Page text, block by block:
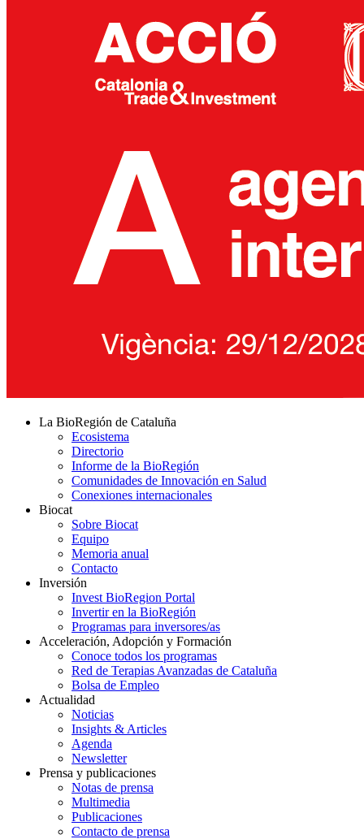
La BioRegión de Cataluña
Ecosistema
Directorio
Informe de la BioRegión
Comunidades de Innovación en Salud
Conexiones internacionales
Biocat
Sobre Biocat
Equipo
Memoria anual
Contacto
Inversión
Invest BioRegion Portal
Invertir en la BioRegión
Programas para inversores/as
Acceleración, Adopción y Formación
Conoce todos los programas
Red de Terapias Avanzadas de Cataluña
Bolsa de Empleo
Actualidad
Noticias
Insights & Articles
Agenda
Newsletter
Prensa y publicaciones
Notas de prensa
Multimedia
Publicaciones
Contacto de prensa